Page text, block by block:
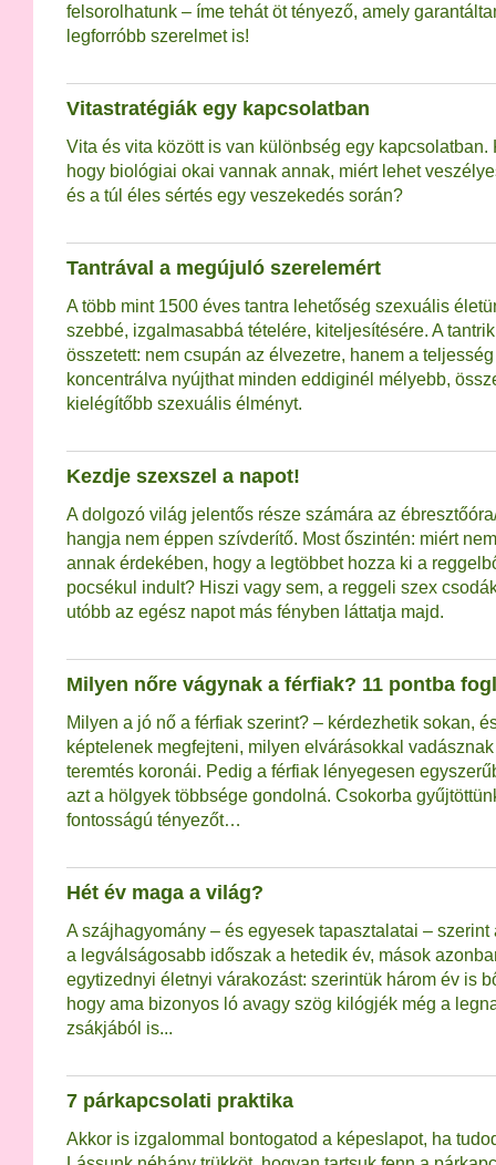
felsorolhatunk – íme tehát öt tényező, amely
legforróbb szerelmet is!
Vitastratégiák egy kapcsolatban
Vita és vita között is van különbség egy
hogy biológiai okai vannak annak, miért lehet
és a túl éles sértés egy veszekedés során?
Tantrával a megújuló szerelemért
A több mint 1500 éves tantra lehetőség szexuális
szebbé, izgalmasabbá tételére, kiteljesítésére. A
összetett: nem csupán az élvezetre, hanem a
koncentrálva nyújthat minden eddiginél mélyebb,
kielégítőbb szexuális élményt.
Kezdje szexszel a napot!
A dolgozó világ jelentős része számára az
hangja nem éppen szívderítő. Most őszintén: miért
annak érdekében, hogy a legtöbbet hozza ki a
pocsékul indult? Hiszi vagy sem, a reggeli szex
utóbb az egész napot más fényben láttatja majd.
Milyen nőre vágynak a férfiak? 11 pontba
Milyen a jó nő a férfiak szerint? – kérdezhetik sokan,
képtelenek megfejteni, milyen elvárásokkal
teremtés koronái. Pedig a férfiak lényegesen
azt a hölgyek többsége gondolná. Csokorba
fontosságú tényezőt…
Hét év maga a világ?
A szájhagyomány – és egyesek tapasztalatai –
a legválságosabb időszak a hetedik év, mások
egytizednyi életnyi várakozást: szerintük három év is
hogy ama bizonyos ló avagy szög kilógjék még a
zsákjából is...
7 párkapcsolati praktika
Akkor is izgalommal bontogatod a képeslapot, ha